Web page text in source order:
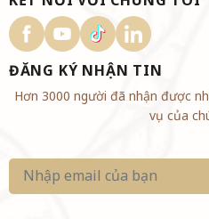
ĐĂNG KÝ NHẬN TIN
Hơn 3000 người đã nhận được
vụ của